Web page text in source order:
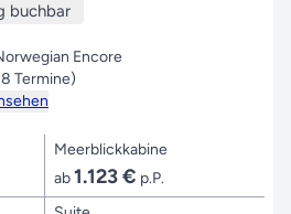
buchbar
Encore
Termine)
Meerblickkabine
ab1.123 € p.P.